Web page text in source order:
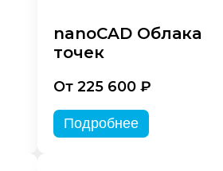
nanoCAD Облака
точек
От 225 600 ₽
Подробнее